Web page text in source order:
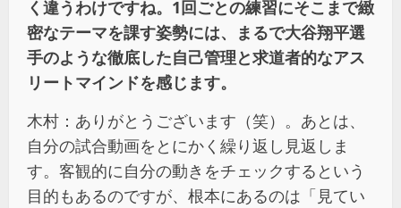
く違うわけですね。1回ごとの練習にそこまで緻
密なテーマを課す姿勢には、まるで大谷翔平選
手のような徹底した自己管理と求道者的なアス
リートマインドを感じます。
木村：ありがとうございます（笑）。あとは、
自分の試合動画をとにかく繰り返し見返しま
す。客観的に自分の動きをチェックするという
目的もあるのですが、根本にあるのは「見てい